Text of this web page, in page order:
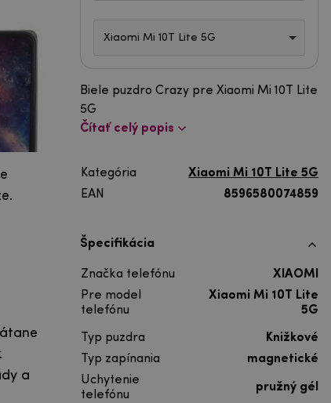
a
Xiaomi Mi 10T Lite 5G
Biele puzdro Crazy pre Xiaomi Mi 10T Lite
5G
Čítať celý popis
Kategória
Xiaomi Mi 10T Lite 5G
EAN
8596580074859
Špecifikácia
Značka telefónu
XIAOMI
Pre model
telefónu
Xiaomi Mi 10T Lite
5G
Typ puzdra
Knižkové
Typ zapínania
magnetické
Uchytenie
telefónu
pružný gél